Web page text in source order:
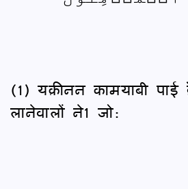
(1) यक़ीनन कामयाबी
लानेवालों ने1 जो: